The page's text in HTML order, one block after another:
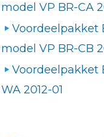
model VP BR-CA
Voordeelpakket
model VP BR-CB
Voordeelpakket
WA 2012-01